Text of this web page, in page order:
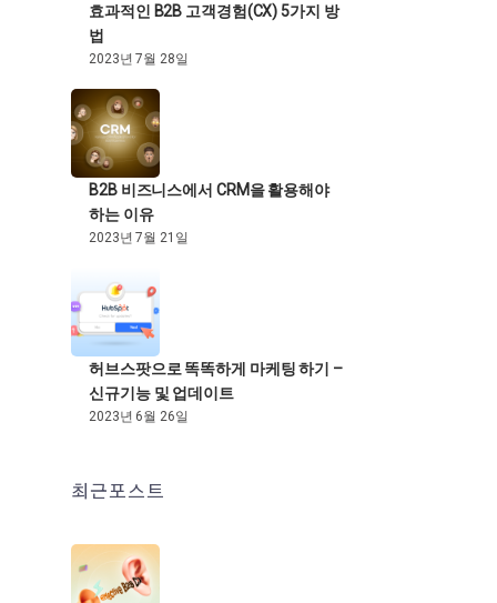
효과적인 B2B 고객경험(CX) 5가지 방
법
2023년 7월 28일
B2B 비즈니스에서 CRM을 활용해야
하는 이유
2023년 7월 21일
허브스팟으로 똑똑하게 마케팅 하기 –
신규기능 및 업데이트
2023년 6월 26일
최근포스트